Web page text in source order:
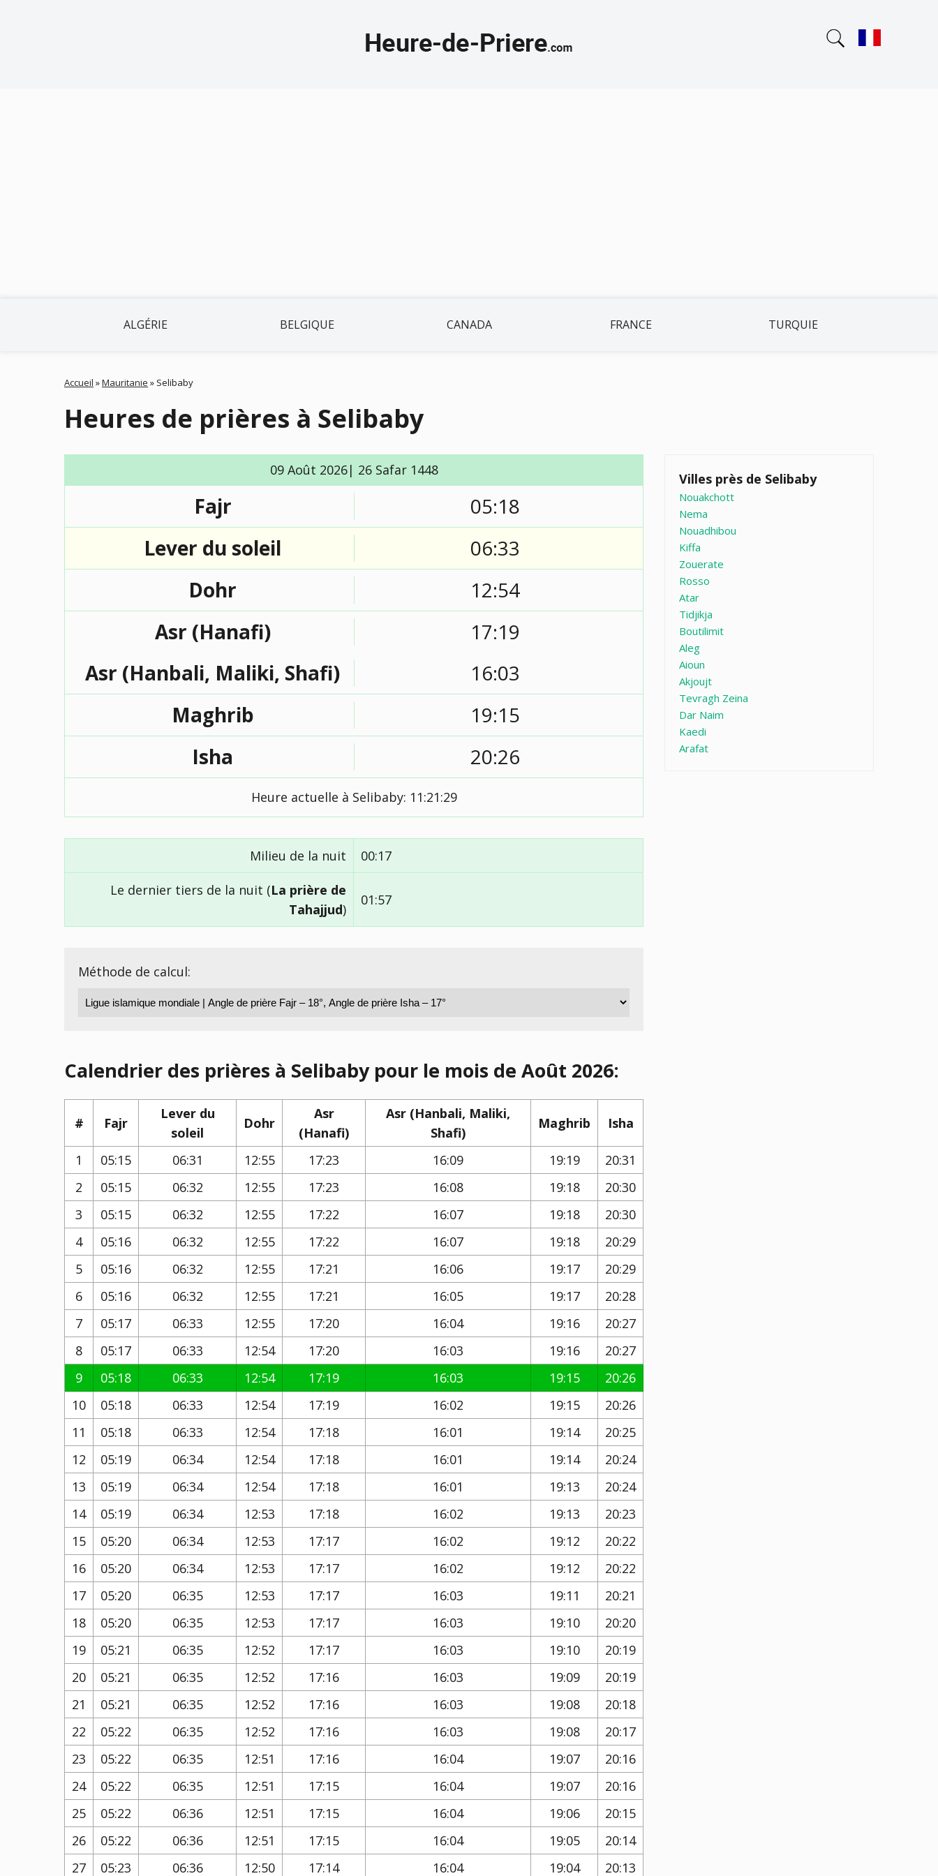
ALGÉRIE BELGIQUE CANADA FRANCE TURQUIE
Accueil »Mauritanie » Selibaby
Heures de prières à Selibaby
09 Août 2026| 26 Safar 1448
Fajr
05:18
Lever du soleil
06:33
Dohr
12:54
Asr (Hanafi)
17:19
Asr (Hanbali, Maliki, Shafi)
16:03
Maghrib
19:15
Isha
20:26
Heure actuelle à Selibaby: 11:21:30
Milieu de la nuit 00:17
Le dernier tiers de la nuit (La prière de
Tahajjud)
01:57
Méthode de calcul:
Calendrier des prières à Selibaby pour le mois de Août 2026:
# Fajr
Lever du
soleil
Dohr
Asr
(Hanafi)
Asr (Hanbali, Maliki,
Shafi)
Maghrib Isha
1 05:15 06:31 12:55 17:23 16:09 19:19
20:31
2
05:15 06:32 12:55 17:23 16:08 19:18
20:30
3
05:15 06:32 12:55 17:22 16:07 19:18
20:30
4
05:16 06:32 12:55 17:22 16:07 19:18
20:29
5
05:16 06:32 12:55 17:21 16:06 19:17
20:29
6
05:16 06:32 12:55 17:21 16:05 19:17
20:28
7
05:17 06:33 12:55 17:20 16:04 19:16
20:27
8
05:17 06:33 12:54 17:20 16:03 19:16
20:27
9
05:18 06:33 12:54 17:19 16:03 19:15
20:26
10
05:18 06:33 12:54 17:19 16:02 19:15
20:26
11
05:18 06:33 12:54 17:18 16:01 19:14
20:25
12
05:19 06:34 12:54 17:18 16:01 19:14
20:24
13
05:19 06:34 12:54 17:18 16:01 19:13
20:24
14
05:19 06:34 12:53 17:18 16:02 19:13
20:23
15
05:20 06:34 12:53 17:17 16:02 19:12
20:22
16
05:20 06:34 12:53 17:17 16:02 19:12
20:22
17
05:20 06:35 12:53 17:17 16:03 19:11
20:21
18
05:20 06:35 12:53 17:17 16:03 19:10
20:20
19
05:21 06:35 12:52 17:17 16:03 19:10
20:19
20
05:21 06:35 12:52 17:16 16:03 19:09
20:19
21
05:21 06:35 12:52 17:16 16:03 19:08
20:18
22
05:22 06:35 12:52 17:16 16:03 19:08
20:17
23
05:22 06:35 12:51 17:16 16:04 19:07
20:16
24
05:22 06:35 12:51 17:15 16:04 19:07
20:16
25
05:22 06:36 12:51 17:15 16:04 19:06
20:15
26
05:22 06:36 12:51 17:15 16:04 19:05
20:14
27
05:23 06:36 12:50 17:14 16:04 19:04
20:13
Villes près de Selibaby
Nouakchott
Nema
Nouadhibou
Kiffa
Zouerate
Rosso
Atar
Tidjikja
Boutilimit
Aleg
Aioun
Akjoujt
Tevragh Zeina
Dar Naim
Kaedi
Arafat